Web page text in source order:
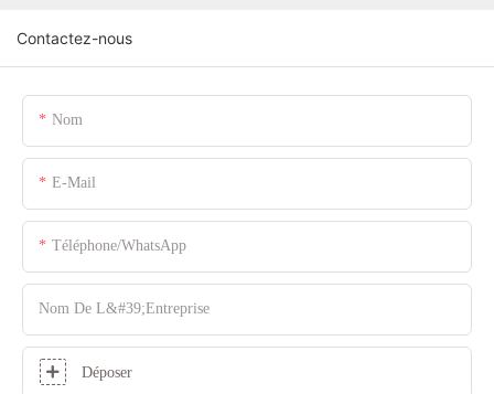
Contactez-nous
Nom
E-Mail
Téléphone/WhatsApp
Nom De L&#39;entreprise
Déposer